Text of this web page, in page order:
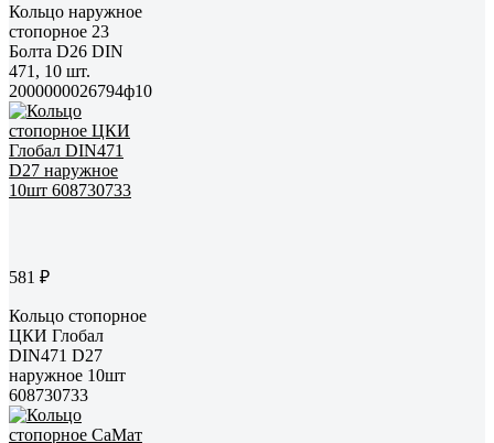
Кольцо наружное
стопорное 23
Болта D26 DIN
471, 10 шт.
2000000026794ф10
581 ₽
Кольцо стопорное
ЦКИ Глобал
DIN471 D27
наружное 10шт
608730733